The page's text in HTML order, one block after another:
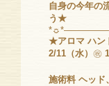
自身の今年の
う★
★アロマ ハン
2/11（水）㊗️
施術料 ヘッド